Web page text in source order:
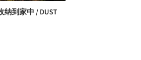
到家中 / DUST